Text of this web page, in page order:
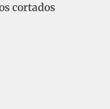
cortados